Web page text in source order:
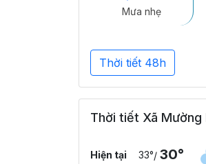
Mưa nhẹ
Thời tiết 48h
Thời tiết Xã Mường
Hiện tại 33°/ 30°